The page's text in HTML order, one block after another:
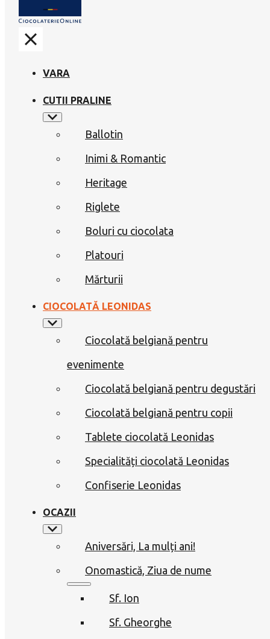
VARA
CUTII PRALINE
Ballotin
Inimi & Romantic
Heritage
Riglete
Boluri cu ciocolata
Platouri
Mărturii
CIOCOLATĂ LEONIDAS
Ciocolată belgiană pentru
evenimente
Ciocolată belgiană pentru degustări
Ciocolată belgiană pentru copii
Tablete ciocolată Leonidas
Specialități ciocolată Leonidas
Confiserie Leonidas
OCAZII
Aniversări, La mulți ani!
Onomastică, Ziua de nume
Sf. Ion
Sf. Gheorghe